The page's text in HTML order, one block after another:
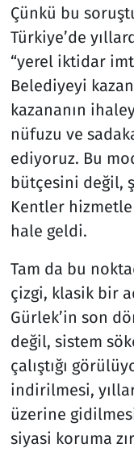
Çünkü bu
Türkiye’de
“yerel iktidar
Belediyeyi
kazananın
nüfuzu ve
ediyoruz. Bu
bütçesini değil,
Kentler
hale geldi.
Tam da bu
çizgi, klasik bir
Gürlek’in son
değil, sistem
çalıştığı
indirilmesi,
üzerine
siyasi koruma